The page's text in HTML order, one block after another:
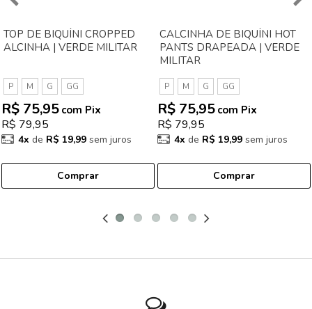
TOP DE BIQUÍNI CROPPED
ALCINHA | VERDE MILITAR
P M G GG
R$ 79,95
R$ 75,95 com Pix
4x de R$ 19,99 sem juros
Comprar
CALCINHA DE BIQUÍNI HOT
PANTS DRAPEADA | VERDE
MILITAR
P M G GG
R$ 79,95
R$ 75,95 com Pix
4x de R$ 19,99 sem juros
Comprar